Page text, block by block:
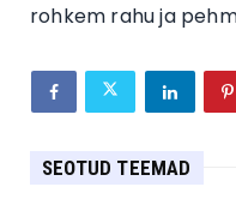
rohkem rahu ja
SEOTUD TEEMAD